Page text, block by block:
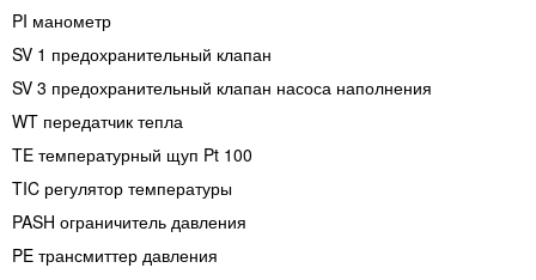
PI манометр
SV 1 предохранительный клапан
SV 3 предохранительный клапан насоса наполнения
WT передатчик тепла
TE температурный щуп Pt 100
TIC регулятор температуры
PASH ограничитель давления
PE трансмиттер давления